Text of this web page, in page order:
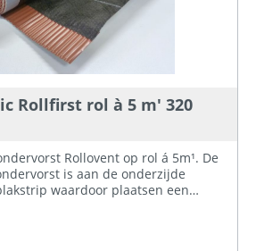
Rollfirst rol à 5 m' 320
Rollovent op rol á 5m¹. De
is aan de onderzijde
waardoor plaatsen een